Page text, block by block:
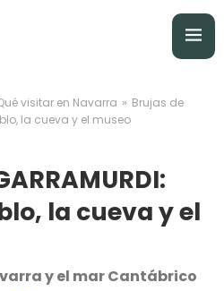
visitar en Navarra » Brujas de
la cueva y el museo
la cueva y el
y el mar Cantábrico